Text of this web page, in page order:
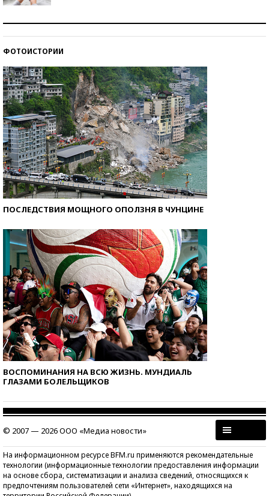
ФОТОИСТОРИИ
ПОСЛЕДСТВИЯ МОЩНОГО ОПОЛЗНЯ В ЧУНЦИНЕ
ВОСПОМИНАНИЯ НА ВСЮ ЖИЗНЬ. МУНДИАЛЬ
ГЛАЗАМИ БОЛЕЛЬЩИКОВ
© 2007 — 2026 ООО «Медиа новости»
На информационном ресурсе BFM.ru применяются рекомендательные
технологии (информационные технологии предоставления информации
на основе сбора, систематизации и анализа сведений, относящихся к
предпочтениям пользователей сети «Интернет», находящихся на